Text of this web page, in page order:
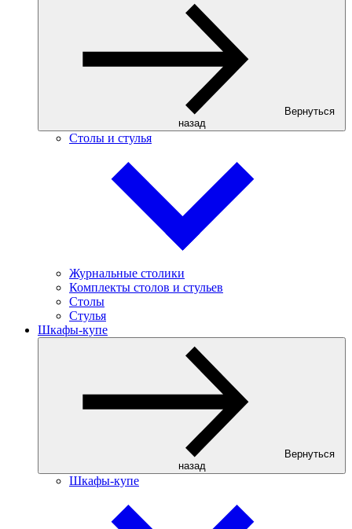
Вернуться
назад
Столы и стулья
Журнальные столики
Комплекты столов и стульев
Столы
Стулья
Шкафы-купе
Вернуться
назад
Шкафы-купе